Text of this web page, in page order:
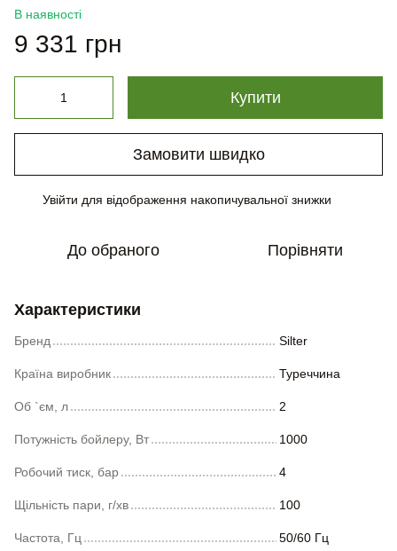
В наявності
9 331 грн
Купити
Замовити швидко
Увійти для відображення накопичувальної знижки
До обраного Порівняти
Характеристики
Бренд Silter
Країна виробник Туреччина
Об `єм, л 2
Потужність бойлеру, Вт 1000
Робочий тиск, бар 4
Щільність пари, г/хв 100
Частота, Гц 50/60 Гц